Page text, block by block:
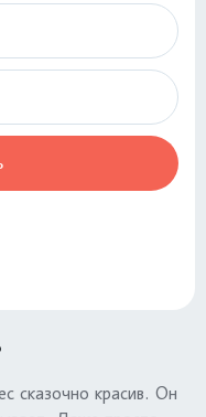
сказочно красив. Он